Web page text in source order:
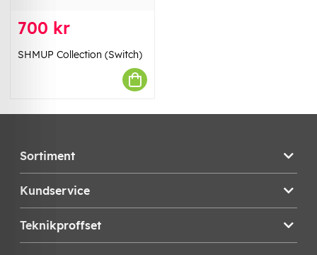
700 kr
SHMUP Collection (Switch)
Sortiment
Kundservice
Teknikproffset